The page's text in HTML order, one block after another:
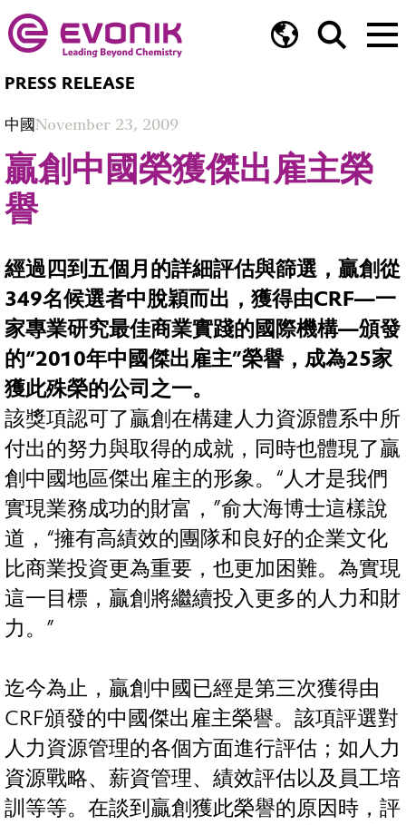
PRESS RELEASE
中國November 23, 2009
贏創中國榮獲傑出雇主榮
譽
經過四到五個月的詳細評估與篩選，贏創從
349名候選者中脫穎而出，獲得由CRF—一
家專業研究最佳商業實踐的國際機構—頒發
的“2010年中國傑出雇主”榮譽，成為25家
獲此殊榮的公司之一。
該獎項認可了贏創在構建人力資源體系中所
付出的努力與取得的成就，同時也體現了贏
創中國地區傑出雇主的形象。“人才是我們
實現業務成功的財富，”俞大海博士這樣說
道，“擁有高績效的團隊和良好的企業文化
比商業投資更為重要，也更加困難。為實現
這一目標，贏創將繼續投入更多的人力和財
力。”
迄今為止，贏創中國已經是第三次獲得由
CRF頒發的中國傑出雇主榮譽。該項評選對
人力資源管理的各個方面進行評估；如人力
資源戰略、薪資管理、績效評估以及員工培
訓等等。在談到贏創獲此榮譽的原因時，評